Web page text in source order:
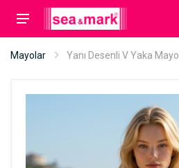
Mayolar Yanı Desenli V Yaka Mayo